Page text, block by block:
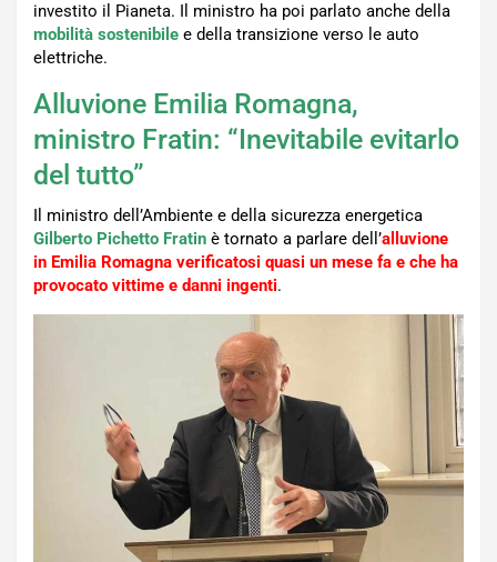
investito il Pianeta. Il ministro ha poi parlato anche della
mobilità sostenibile e della transizione verso le auto
elettriche.
Alluvione Emilia Romagna,
ministro Fratin: “Inevitabile evitarlo
del tutto”
Il ministro dell’Ambiente e della sicurezza energetica
Gilberto Pichetto Fratin è tornato a parlare dell’alluvione
in Emilia Romagna verificatosi quasi un mese fa e che ha
provocato vittime e danni ingenti.